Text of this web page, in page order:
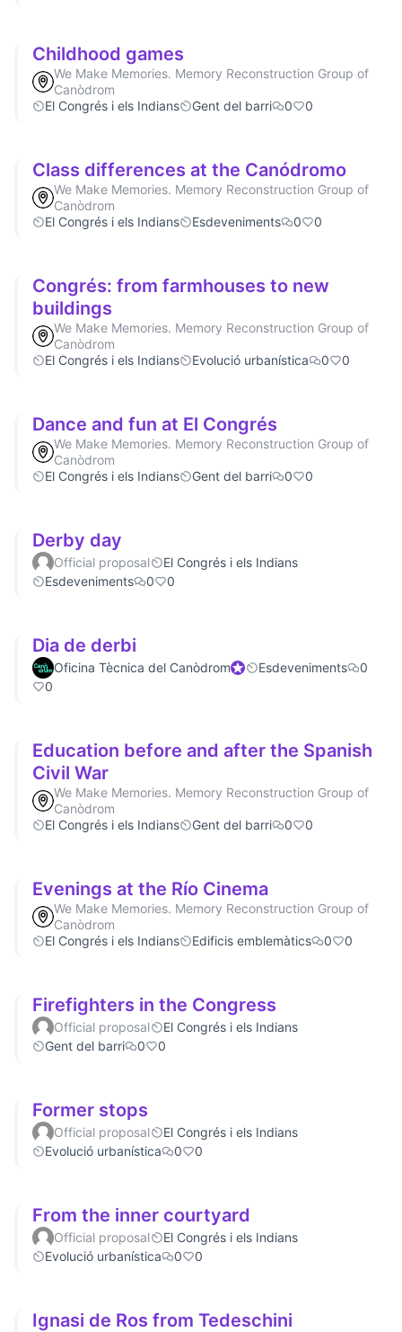
Childhood games
We Make Memories. Memory Reconstruction Group of
Canòdrom
El Congrés i els Indians
Gent del barri 0 0
Class differences at the Canódromo
We Make Memories. Memory Reconstruction Group of
Canòdrom
El Congrés i els Indians
Esdeveniments 0 0
Congrés: from farmhouses to new
buildings
We Make Memories. Memory Reconstruction Group of
Canòdrom
El Congrés i els Indians
Evolució urbanística 0 0
Dance and fun at El Congrés
We Make Memories. Memory Reconstruction Group of
Canòdrom
El Congrés i els Indians
Gent del barri 0 0
Derby day
Official proposal
El Congrés i els Indians
Esdeveniments
0 0
Dia de derbi
Oficina Tècnica del CanòdromOfficial participant
Esdeveniments
0
0
Education before and after the Spanish
Civil War
We Make Memories. Memory Reconstruction Group of
Canòdrom
El Congrés i els Indians
Gent del barri 0 0
Evenings at the Río Cinema
We Make Memories. Memory Reconstruction Group of
Canòdrom
El Congrés i els Indians
Edificis emblemàtics 0 0
Firefighters in the Congress
Official proposal
El Congrés i els Indians
Gent del barri
0 0
Former stops
Official proposal
El Congrés i els Indians
Evolució urbanística
0 0
From the inner courtyard
Official proposal
El Congrés i els Indians
Evolució urbanística
0 0
Ignasi de Ros from Tedeschini